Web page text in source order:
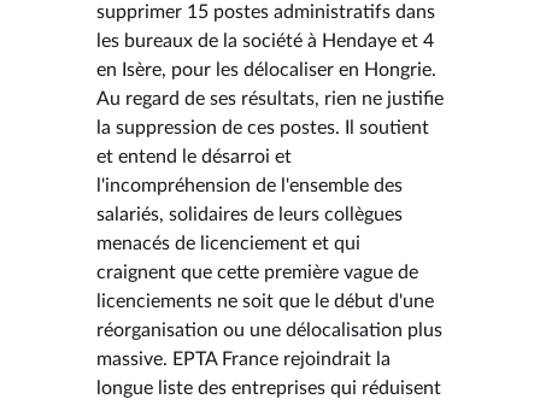
supprimer 15 postes administratifs dans
les bureaux de la société à Hendaye et 4
en Isère, pour les délocaliser en Hongrie.
Au regard de ses résultats, rien ne justifie
la suppression de ces postes. Il soutient
et entend le désarroi et
l'incompréhension de l'ensemble des
salariés, solidaires de leurs collègues
menacés de licenciement et qui
craignent que cette première vague de
licenciements ne soit que le début d'une
réorganisation ou une délocalisation plus
massive. EPTA France rejoindrait la
longue liste des entreprises qui réduisent